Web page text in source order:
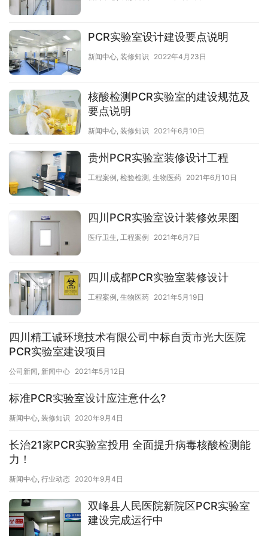
PCR实验室设计建设要点说明
新闻中心 装修知识 2022年4月23日
核酸检测PCR实验室的建设规范及
要点说明
新闻中心 装修知识 2021年6月10日
贵州PCR实验室装修设计工程
工程案例 检验检测 生物医药 2021年6月10日
四川PCR实验室设计装修效果图
医疗卫生 工程案例 2021年6月7日
四川成都PCR实验室装修设计
工程案例 生物医药 2021年5月19日
四川精工诚环境技术有限公司中标自贡市光大医院
PCR实验室建设项目
公司新闻 新闻中心 2021年5月12日
标准PCR实验室设计应注意什么?
新闻中心 装修知识 2020年9月4日
长治21家PCR实验室投用 全面提升病毒核酸检测能
力！
新闻中心 行业动态 2020年9月4日
双峰县人民医院新院区PCR实验室
建设完成运行中